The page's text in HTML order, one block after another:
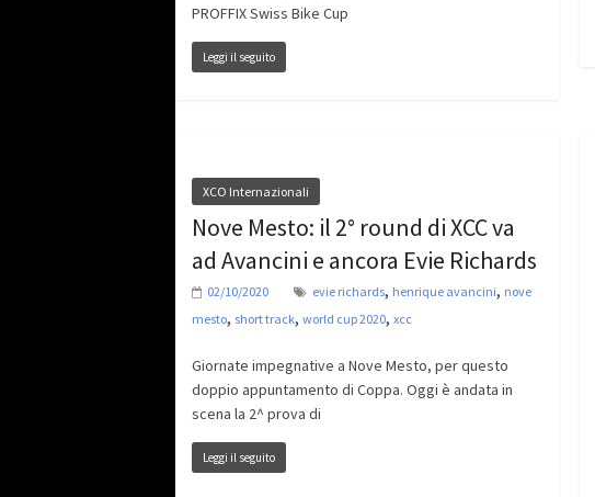
PROFFIX Swiss Bike Cup
Leggi il seguito
XCO Internazionali
Nove Mesto: il 2° round di XCC va
ad Avancini e ancora Evie Richards
02/10/2020 evie richards, henrique avancini, nove
mesto, short track, world cup 2020, xcc
Giornate impegnative a Nove Mesto, per questo
doppio appuntamento di Coppa. Oggi è andata in
scena la 2^ prova di
Leggi il seguito